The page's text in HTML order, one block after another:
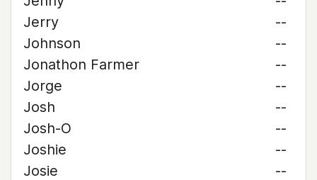
Jerry
--
Johnson
--
Jonathon Farmer
--
Jorge
--
Josh
--
Josh-O
--
Joshie
--
Josie
--